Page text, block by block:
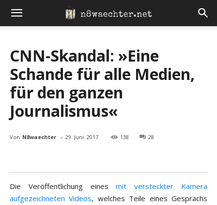
CNN-Skandal: »Eine
Schande für alle Medien,
für den ganzen
Journalismus«
Von N8waechter - 29. Juni. 2017 138 28
Die Veröffentlichung einesmit versteckter Kamera
aufgezeichneten Videos, welches Teile eines Gesprächs